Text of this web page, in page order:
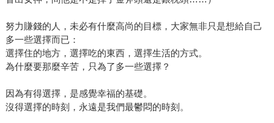
努力賺錢的人，未必有什麼高尚的目標，大家無非只是想給自己
多一些選擇而已：
選擇住的地方，選擇吃的東西，選擇生活的方式。
為什麼要那麼辛苦，只為了多一些選擇？
因為有得選擇，是感覺幸福的基礎。
沒得選擇的時刻，永遠是我們最鬱悶的時刻。